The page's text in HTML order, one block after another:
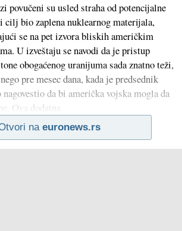
povučeni su usled straha od potencijalne
cilj bio zaplena nuklearnog materijala,
se na pet izvora bliskih američkim
U izveštaju se navodi da je pristup
obogaćenog uranijuma sada znatno teži,
pre mesec dana, kada je predsednik
da bi američka vojska mogla da
Ova dodatna
na euronews.rs